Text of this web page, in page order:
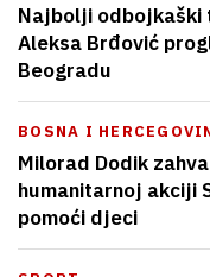
Najbolji odbojkaški
Aleksa Brđović
Beogradu
BOSNA I
Milorad Dodik
humanitarnoj akciji
pomoći djeci